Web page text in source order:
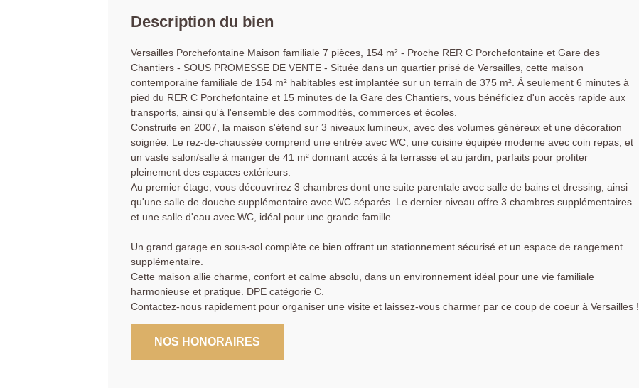
Description du bien
Versailles Porchefontaine Maison familiale 7 pièces, 154 m² - Proche RER C Porchefontaine et Gare des
Chantiers - SOUS PROMESSE DE VENTE - Située dans un quartier prisé de Versailles, cette maison
contemporaine familiale de 154 m² habitables est implantée sur un terrain de 375 m². À seulement 6 minutes à
pied du RER C Porchefontaine et 15 minutes de la Gare des Chantiers, vous bénéficiez d'un accès rapide aux
transports, ainsi qu'à l'ensemble des commodités, commerces et écoles.
Construite en 2007, la maison s'étend sur 3 niveaux lumineux, avec des volumes généreux et une décoration
soignée. Le rez-de-chaussée comprend une entrée avec WC, une cuisine équipée moderne avec coin repas, et
un vaste salon/salle à manger de 41 m² donnant accès à la terrasse et au jardin, parfaits pour profiter
pleinement des espaces extérieurs.
Au premier étage, vous découvrirez 3 chambres dont une suite parentale avec salle de bains et dressing, ainsi
qu'une salle de douche supplémentaire avec WC séparés. Le dernier niveau offre 3 chambres supplémentaires
et une salle d'eau avec WC, idéal pour une grande famille.
Un grand garage en sous-sol complète ce bien offrant un stationnement sécurisé et un espace de rangement
supplémentaire.
Cette maison allie charme, confort et calme absolu, dans un environnement idéal pour une vie familiale
harmonieuse et pratique. DPE catégorie C.
Contactez-nous rapidement pour organiser une visite et laissez-vous charmer par ce coup de coeur à Versailles !
NOS HONORAIRES